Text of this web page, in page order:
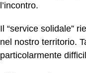
l’incontro.
Il “service solidale”
nel nostro territorio.
particolarmente